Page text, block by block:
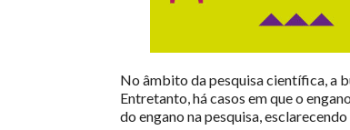
No âmbito da pesquisa científica, a
Entretanto, há casos em que o
do engano na pesquisa,